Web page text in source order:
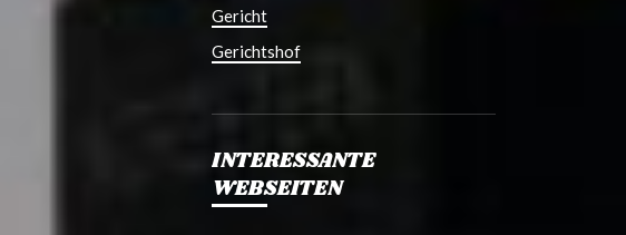
Gericht
Gerichtshof
INTERESSANTE
WEBSEITEN